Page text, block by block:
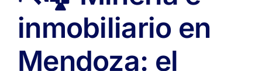
inmobiliario en
Mendoza: el